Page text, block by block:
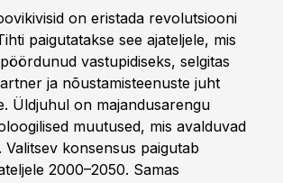
on eristada revolutsiooni
paigutatakse see ajateljele, mis
vastupidiseks, selgitas
ja nõustamisteenuste juht
Üldjuhul on majandusarengu
muutused, mis avalduvad
Valitsev konsensus paigutab
2000–2050. Samas